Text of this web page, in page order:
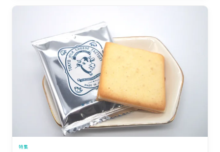
特集